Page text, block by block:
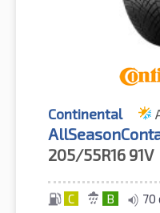
Continental
205/55R16 91V
C B 70